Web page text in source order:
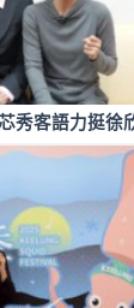
秀客語力挺徐